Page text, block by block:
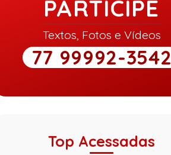
PARTICIPE
Textos, Fotos e Vídeos
77 99992-3542
Top Acessadas